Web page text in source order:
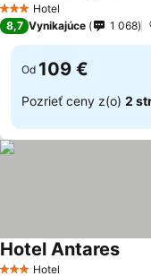
3 Počet hviezdičiek
Hotel
8,7 Vynikajúce 1 068
Od 109 €
Pozrieť ceny z(o) 2
Hotel
Hotel Antares